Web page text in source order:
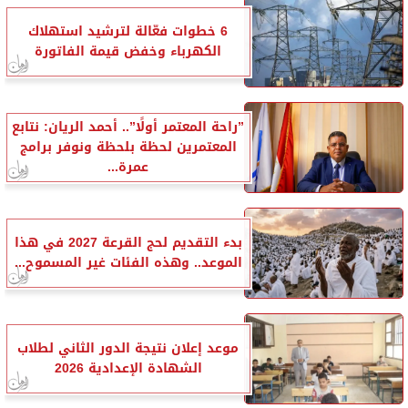
6 خطوات فعّالة لترشيد استهلاك
الكهرباء وخفض قيمة الفاتورة
”راحة المعتمر أولًا”.. أحمد الريان: نتابع
المعتمرين لحظة بلحظة ونوفر برامج
عمرة...
بدء التقديم لحج القرعة 2027 في هذا
الموعد.. وهذه الفئات غير المسموح...
موعد إعلان نتيجة الدور الثاني لطلاب
الشهادة الإعدادية 2026